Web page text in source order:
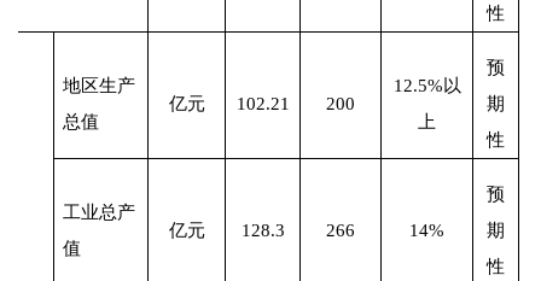
性
地区生产
总值
亿元 102.21 200
12.5%以
上
预
期
性
工业总产
值
亿元 128.3 266 14%
预
期
性